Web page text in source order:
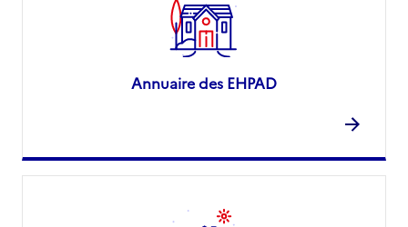
Annuaire des EHPAD